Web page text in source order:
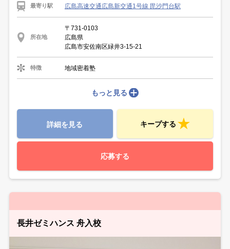
最寄り駅 広島高速交通広島新交通1号線 毘沙門台駅
所在地
〒731-0103
広島県
広島市安佐南区緑井3-15-21
特徴 地域密着塾
もっと見る
詳細を見る キープする
応募する
長井ゼミハンス 舟入校